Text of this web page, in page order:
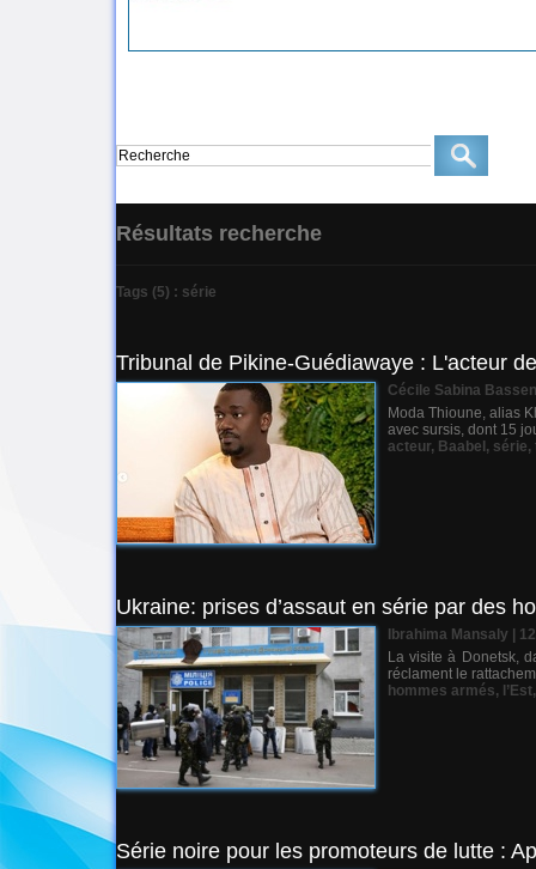
Résultats recherche
Tags (5) : série
Tribunal de Pikine-Guédiawaye : L'acteur
Cécile Sabina
Moda Thioune, alias
avec sursis, dont 15
acteur, Baabel , série,
Ukraine: prises d’assaut en série par des
Ibrahima Mansaly |
La visite à Donetsk,
réclament le
hommes armés, l’Est,
Série noire pour les promoteurs de lutte :